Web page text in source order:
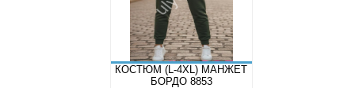
КОСТЮМ (L-4XL) МАНЖЕТ
БОРДО 8853